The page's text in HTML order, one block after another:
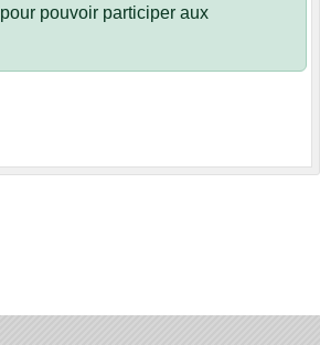
pour pouvoir participer aux